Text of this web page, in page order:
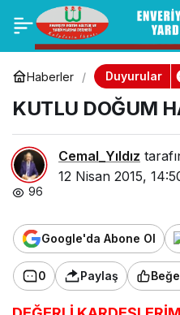
Haberler Duyurular
KUTLU DOĞUM
Cemal_Yıldız
12 Nisan 2015,
96
Google'da Abone Ol
0 Paylaş
REGAİP KANDİLİ